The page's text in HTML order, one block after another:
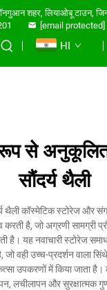
शहर, लियाओबू टाउन,
[email protected]
HI
से
सौंदर्य थैली
थैली कॉस्मेटिक स्टोरेज और
करती है, जो अग्रणी सामग्री
है। यह नवाचारी स्टोरेज
जो वही उच्च-प्रदर्शन वाला
उपकरणों में किया जाता है।
लचीलापन और सुरक्षात्मक